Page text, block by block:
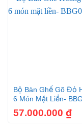
Gồm 6 món: 1
Kích thước:
– Đoản: dài
Bộ Bàn Ghế Gõ Đỏ
6 Món Mặt Liền-
Cấp
57.000.000 ₫